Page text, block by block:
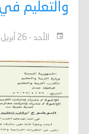
والتعليم
الأحد - 26 أبريل 2026 - 09:42 م بتوقيت عدن